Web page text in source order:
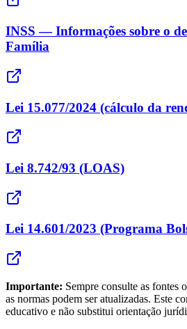
INSS — Informações sobre o
Família
Lei 15.077/2024 (cálculo da
Lei 8.742/93 (LOAS)
Lei 14.601/2023 (Programa
Importante: Sempre consulte as fontes
as normas podem ser atualizadas. Este
educativo e não substitui orientação